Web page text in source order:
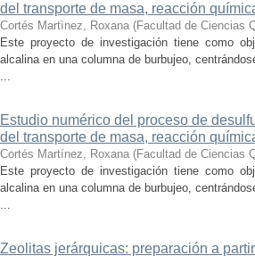
del transporte de masa, reacción
Cortés Martìnez, Roxana (Facultad de Ciencias
Este proyecto de investigación tiene como
alcalina en una columna de burbujeo,
...
Estudio numérico del proceso de
del transporte de masa, reacción
Cortés Martínez, Roxana (Facultad de Ciencias
Este proyecto de investigación tiene como
alcalina en una columna de burbujeo,
...
Zeolitas jerárquicas: preparación a